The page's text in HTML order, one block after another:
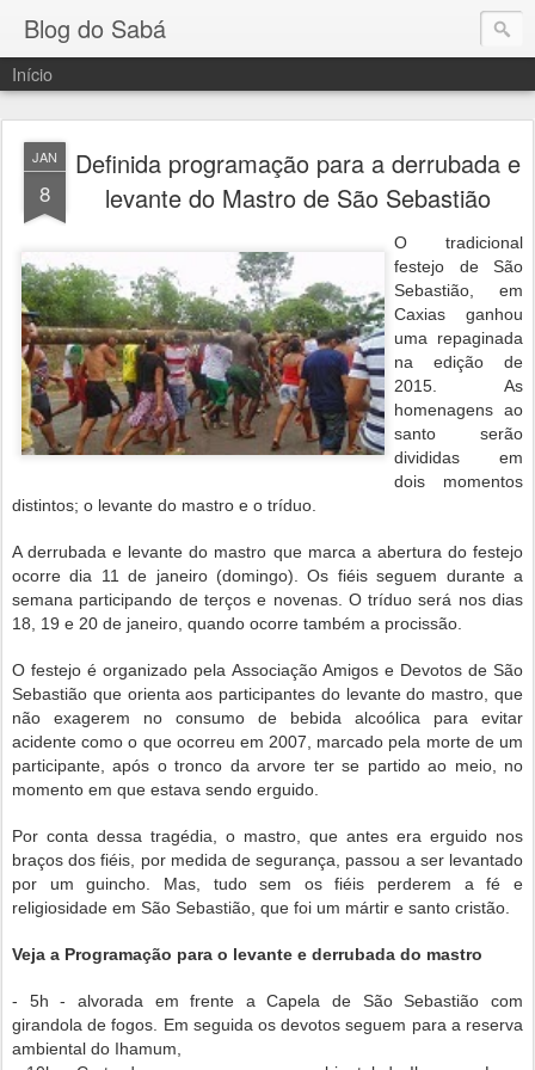
Blog do Sabá
Início
JAN
8
Definida programação para a derrubada e
levante do Mastro de São Sebastião
O tradicional
festejo de São
Sebastião, em
Caxias ganhou
uma repaginada
na edição de
2015. As
homenagens ao
santo serão
divididas em
dois momentos
distintos; o levante do mastro e o tríduo.
A derrubada e levante do mastro que marca a abertura do festejo
ocorre dia 11 de janeiro (domingo). Os fiéis seguem durante a
semana participando de terços e novenas. O tríduo será nos dias
18, 19 e 20 de janeiro, quando ocorre também a procissão.
O festejo é organizado pela Associação Amigos e Devotos de São
Sebastião que orienta aos participantes do levante do mastro, que
não exagerem no consumo de bebida alcoólica para evitar
acidente como o que ocorreu em 2007, marcado pela morte de um
participante, após o tronco da arvore ter se partido ao meio, no
momento em que estava sendo erguido.
Por conta dessa tragédia, o mastro, que antes era erguido nos
braços dos fiéis, por medida de segurança, passou a ser levantado
por um guincho. Mas, tudo sem os fiéis perderem a fé e
religiosidade em São Sebastião, que foi um mártir e santo cristão.
Veja a Programação para o levante e derrubada do mastro
- 5h - alvorada em frente a Capela de São Sebastião com
girandola de fogos. Em seguida os devotos seguem para a reserva
ambiental do Ihamum,